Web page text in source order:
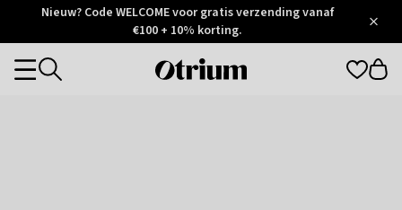
Otrium
Trustpilot
Nieuw? Code WELCOME voor gratis verzending vanaf
€100 + 10% korting.
Otrium
Categories